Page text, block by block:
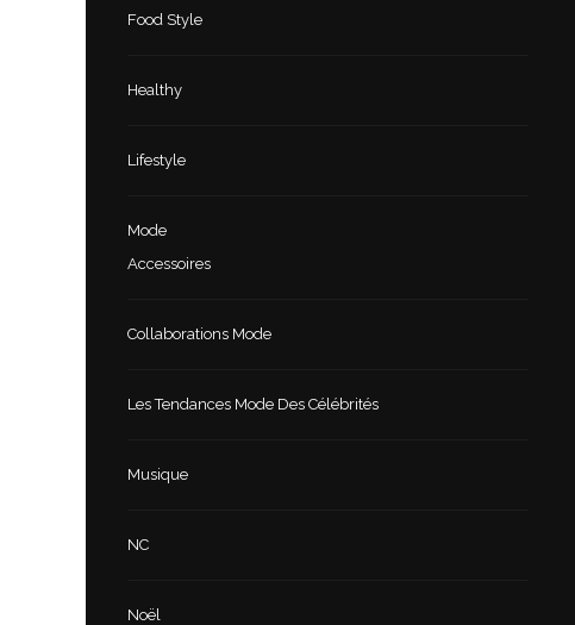
Food Style
Healthy
Lifestyle
Mode
Accessoires
Collaborations Mode
Les Tendances Mode Des Célébrités
Musique
NC
Noël